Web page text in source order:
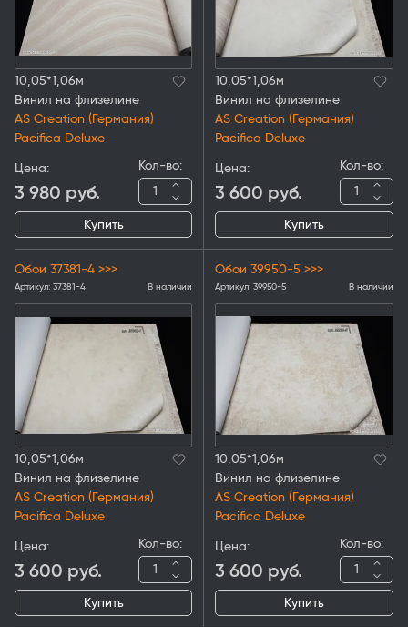
10,05*1,06м
Винил на флизелине
AS Creation (Германия)
Pacifica Deluxe
Цена:
3 980 руб.
Кол-во:
Купить
10,05*1,06м
Винил на флизелине
AS Creation (Германия)
Pacifica Deluxe
Цена:
3 600 руб.
Кол-во:
Купить
Обои 37381-4 >>>
Артикул: 37381-4 В наличии
10,05*1,06м
Винил на флизелине
AS Creation (Германия)
Pacifica Deluxe
Цена:
3 600 руб.
Кол-во:
Купить
Обои 39950-5 >>>
Артикул: 39950-5 В наличии
10,05*1,06м
Винил на флизелине
AS Creation (Германия)
Pacifica Deluxe
Цена:
3 600 руб.
Кол-во:
Купить